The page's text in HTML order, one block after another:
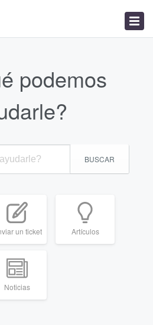
podemos
BUSCAR
un ticket Artículos
Noticias